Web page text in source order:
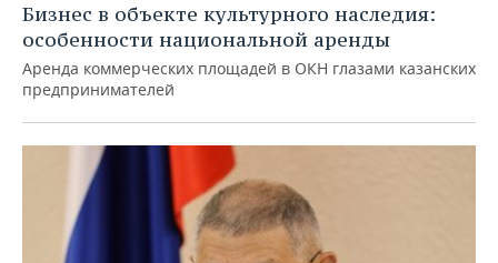
Бизнес в объекте культурного наследия:
особенности национальной аренды
Аренда коммерческих площадей в ОКН глазами казанских
предпринимателей